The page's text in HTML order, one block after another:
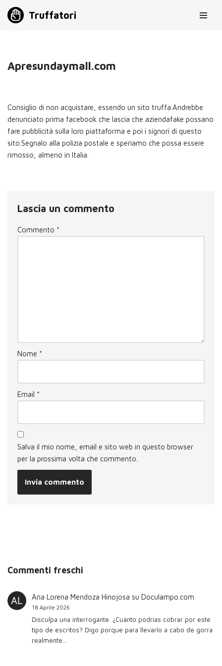
Truffatori
Apresundaymall.com
Consiglio di non acquistare, essendo un sito truffa.Andrebbe
denunciato prima facebook che lascia che aziendafake possano
fare pubblicità sulla loro piattaforma e poi i signori di questo
sito.Segnalo alla polizia postale e speriamo che possa essere
rimosso, almeno in Italia.
Lascia un commento
Commento *
Nome *
Email *
Salva il mio nome, email e sito web in questo browser
per la prossima volta che commento.
Commenti freschi
Ana Lorena Mendoza Hinojosa su Doculampo.com
18 Aprile 2026
Disculpa una interrogante. ¿Cuánto podrías cobrar por este
tipo de escritos? Digo porque para llevarlo a cabo de gorra
realmente…